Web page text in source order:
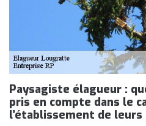
Paysagiste élagueur :
pris en compte dans le
l’établissement de leurs